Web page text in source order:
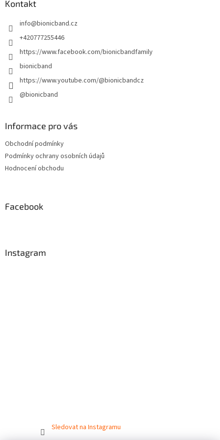
Kontakt
info@bionicband.cz
+420777255446
https://www.facebook.com/bionicbandfamily
bionicband
https://www.youtube.com/@bionicbandcz
@bionicband
Informace pro vás
Obchodní podmínky
Podmínky ochrany osobních údajů
Hodnocení obchodu
Facebook
Instagram
Sledovat na Instagramu